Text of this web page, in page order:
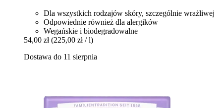
Dla wszystkich rodzajów skóry, szczególnie wrażliwej
Odpowiednie również dla alergików
Wegańskie i biodegradowalne
54,00 zł (225,00 zł / l)
Dostawa do 11 sierpnia